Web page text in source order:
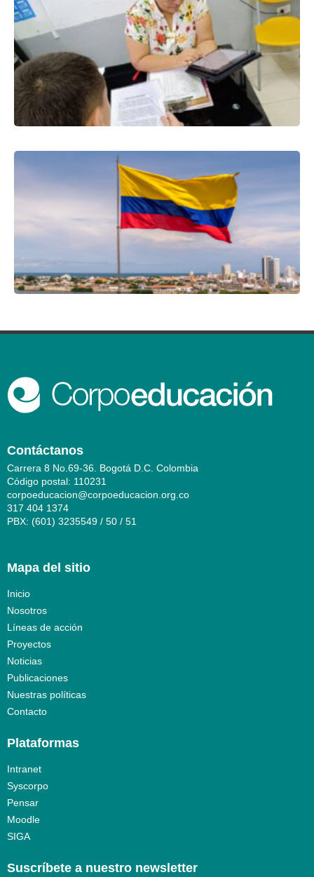
Contáctanos
Carrera 8 No.69-36. Bogotá D.C. Colombia
Código postal: 110231
corpoeducacion@corpoeducacion.org.co
317 404 1374
PBX: (601) 3235549 / 50 / 51
Mapa del sitio
Inicio
Nosotros
Líneas de acción
Proyectos
Noticias
Publicaciones
Nuestras políticas
Contacto
Plataformas
Intranet
Syscorpo
Pensar
Moodle
SIGA
Suscríbete a nuestro newsletter​